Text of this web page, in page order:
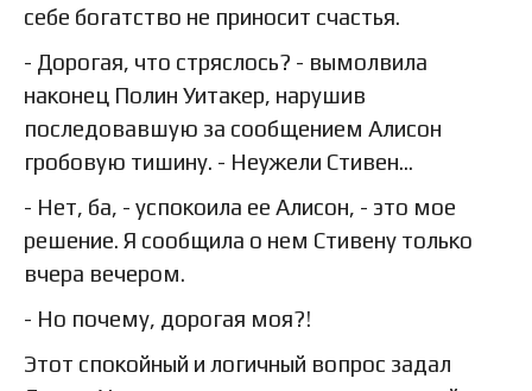
себе богатство не приносит счастья.
- Дорогая, что стряслось? - вымолвила
наконец Полин Уитакер, нарушив
последовавшую за сообщением Алисон
гробовую тишину. - Неужели Стивен…
- Нет, ба, - успокоила ее Алисон, - это мое
решение. Я сообщила о нем Стивену только
вчера вечером.
- Но почему, дорогая моя?!
Этот спокойный и логичный вопрос задал